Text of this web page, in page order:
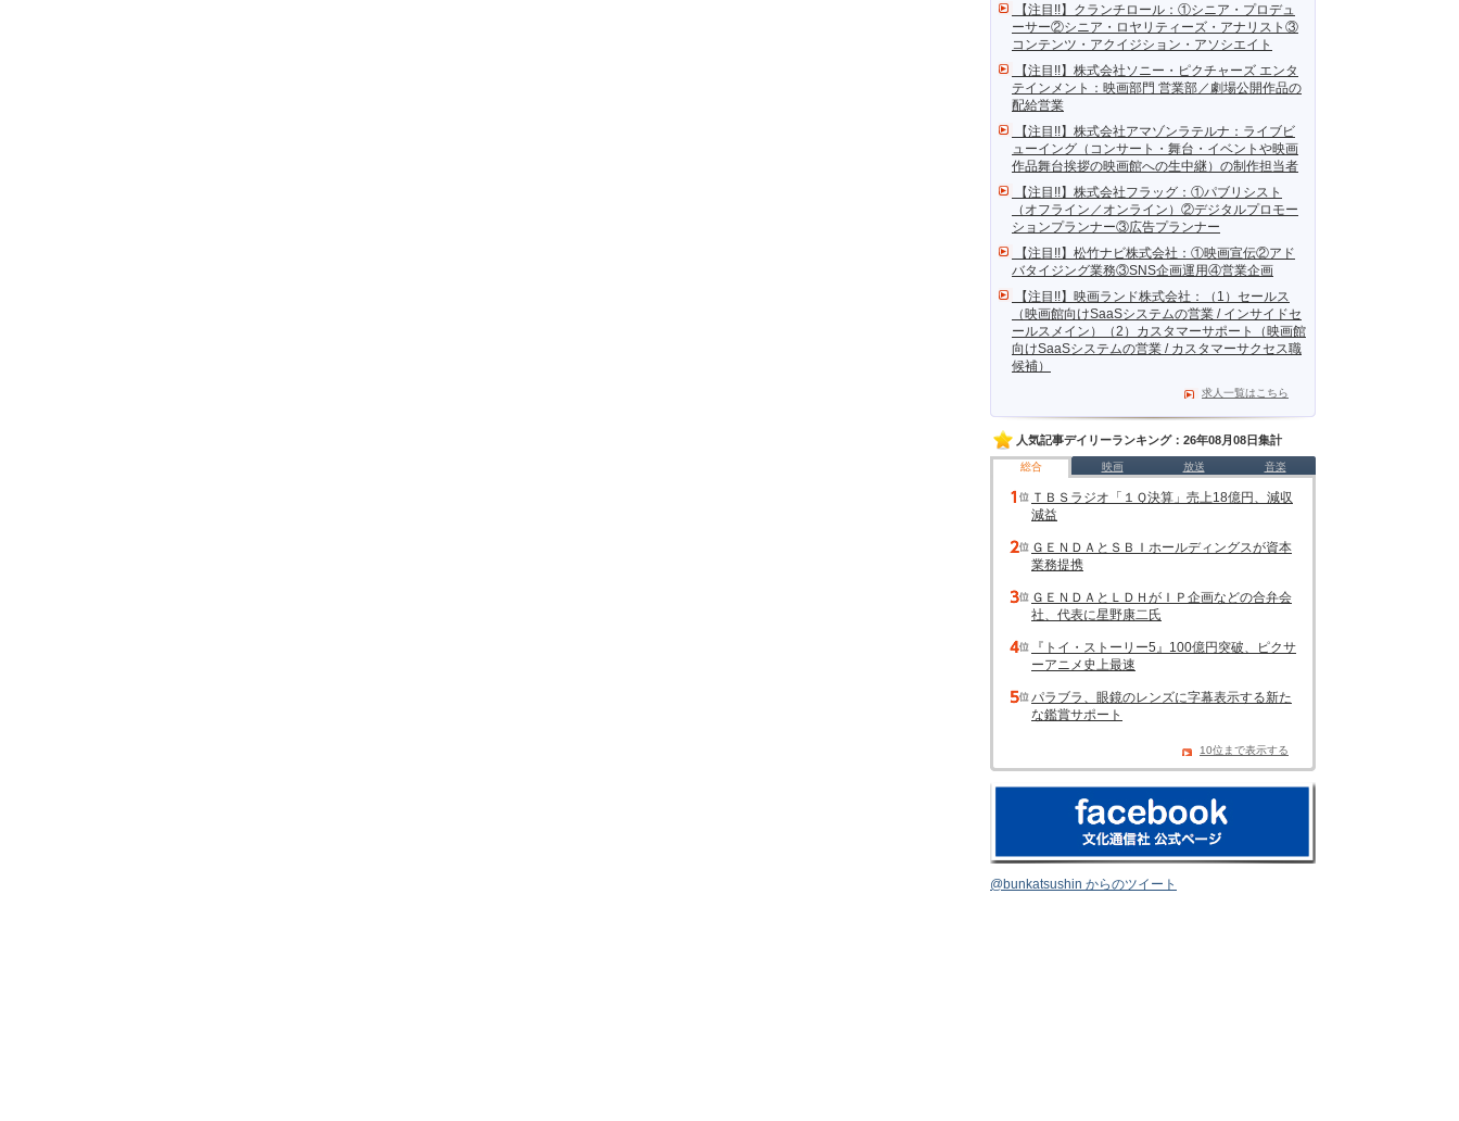
【注目!!】クランチロール：①シニア・プロデュ
ーサー②シニア・ロヤリティーズ・アナリスト③
コンテンツ・アクイジション・アソシエイト
【注目!!】株式会社ソニー・ピクチャーズ エンタ
テインメント：映画部門 営業部／劇場公開作品の
配給営業
【注目!!】株式会社アマゾンラテルナ：ライブビ
ューイング（コンサート・舞台・イベントや映画
作品舞台挨拶の映画館への生中継）の制作担当者
【注目!!】株式会社フラッグ：①パブリシスト
（オフライン／オンライン）②デジタルプロモー
ションプランナー③広告プランナー
【注目!!】松竹ナビ株式会社：①映画宣伝②アド
バタイジング業務③SNS企画運用④営業企画
【注目!!】映画ランド株式会社：（1）セールス
（映画館向けSaaSシステムの営業 / インサイドセ
ールスメイン）（2）カスタマーサポート（映画館
向けSaaSシステムの営業 / カスタマーサクセス職
候補）
求人一覧はこちら
人気記事デイリーランキング：26年08月08日集計
総合 映画 放送 音楽
ＴＢＳラジオ「１Ｑ決算」売上18億円、減収
減益
ＧＥＮＤＡとＳＢＩホールディングスが資本
業務提携
ＧＥＮＤＡとＬＤＨがＩＰ企画などの合弁会
社、代表に星野康二氏
『トイ・ストーリー5』100億円突破、ピクサ
ーアニメ史上最速
パラブラ、眼鏡のレンズに字幕表示する新た
な鑑賞サポート
10位まで表示する
@bunkatsushin からのツイート